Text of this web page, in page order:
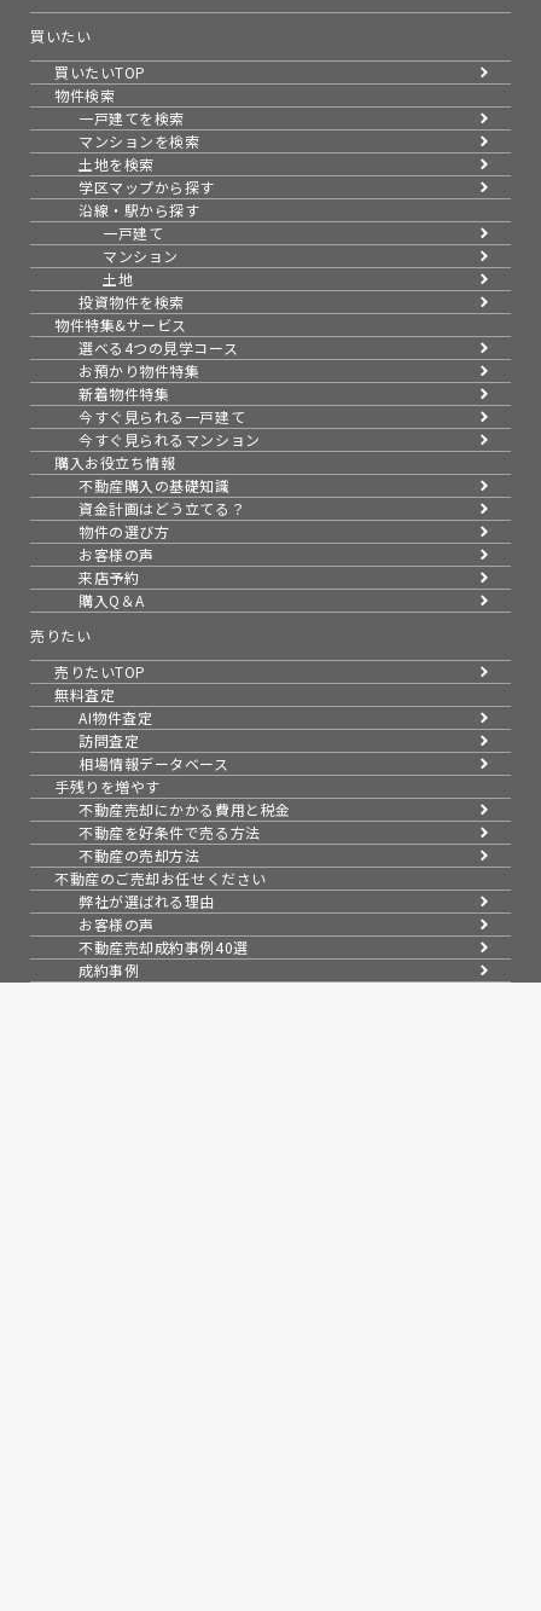
買いたい
買いたいTOP
物件検索
一戸建てを検索
マンションを検索
土地を検索
学区マップから探す
沿線・駅から探す
一戸建て
マンション
土地
投資物件を検索
物件特集&サービス
選べる4つの見学コース
お預かり物件特集
新着物件特集
今すぐ見られる一戸建て
今すぐ見られるマンション
購入お役立ち情報
不動産購入の基礎知識
資金計画はどう立てる？
物件の選び方
お客様の声
来店予約
購入Q＆A
売りたい
売りたいTOP
無料査定
AI物件査定
訪問査定
相場情報データベース
手残りを増やす
不動産売却にかかる費用と税金
不動産を好条件で売る方法
不動産の売却方法
不動産のご売却お任せください
弊社が選ばれる理由
お客様の声
不動産売却成約事例40選
成約事例